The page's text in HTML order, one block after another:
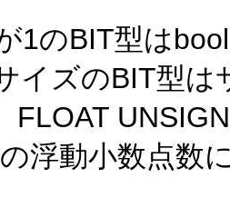
1のBIT型は
イズのBIT型
FLOAT
浮動小数点数